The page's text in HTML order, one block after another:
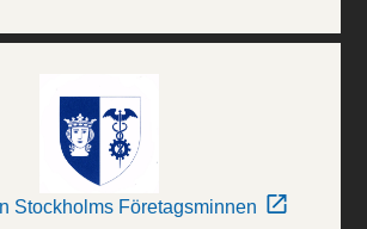
Stockholms Företagsminnen